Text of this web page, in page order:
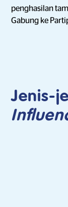
penghasilan
Gabung ke
Jenis-